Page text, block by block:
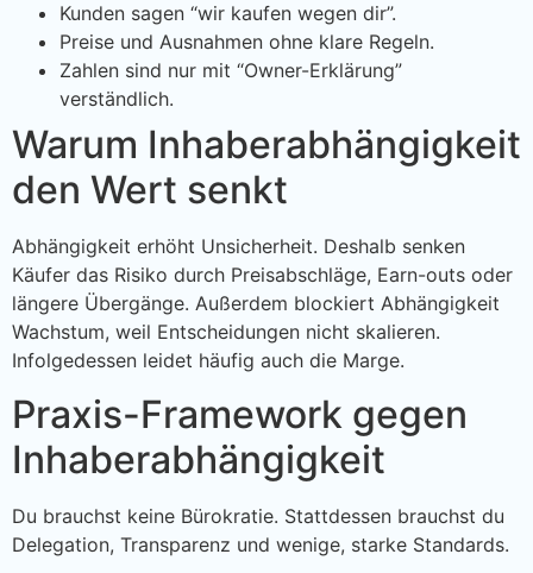
Kunden sagen “wir kaufen wegen dir”.
Preise und Ausnahmen ohne klare Regeln.
Zahlen sind nur mit “Owner-Erklärung”
verständlich.
Warum Inhaberabhängigkeit
den Wert senkt
Abhängigkeit erhöht Unsicherheit. Deshalb senken
Käufer das Risiko durch Preisabschläge, Earn-outs oder
längere Übergänge. Außerdem blockiert Abhängigkeit
Wachstum, weil Entscheidungen nicht skalieren.
Infolgedessen leidet häufig auch die Marge.
Praxis-Framework gegen
Inhaberabhängigkeit
Du brauchst keine Bürokratie. Stattdessen brauchst du
Delegation, Transparenz und wenige, starke Standards.